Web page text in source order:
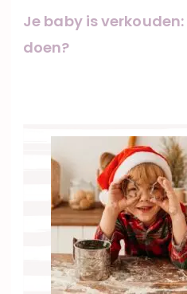
Je baby is
doen?